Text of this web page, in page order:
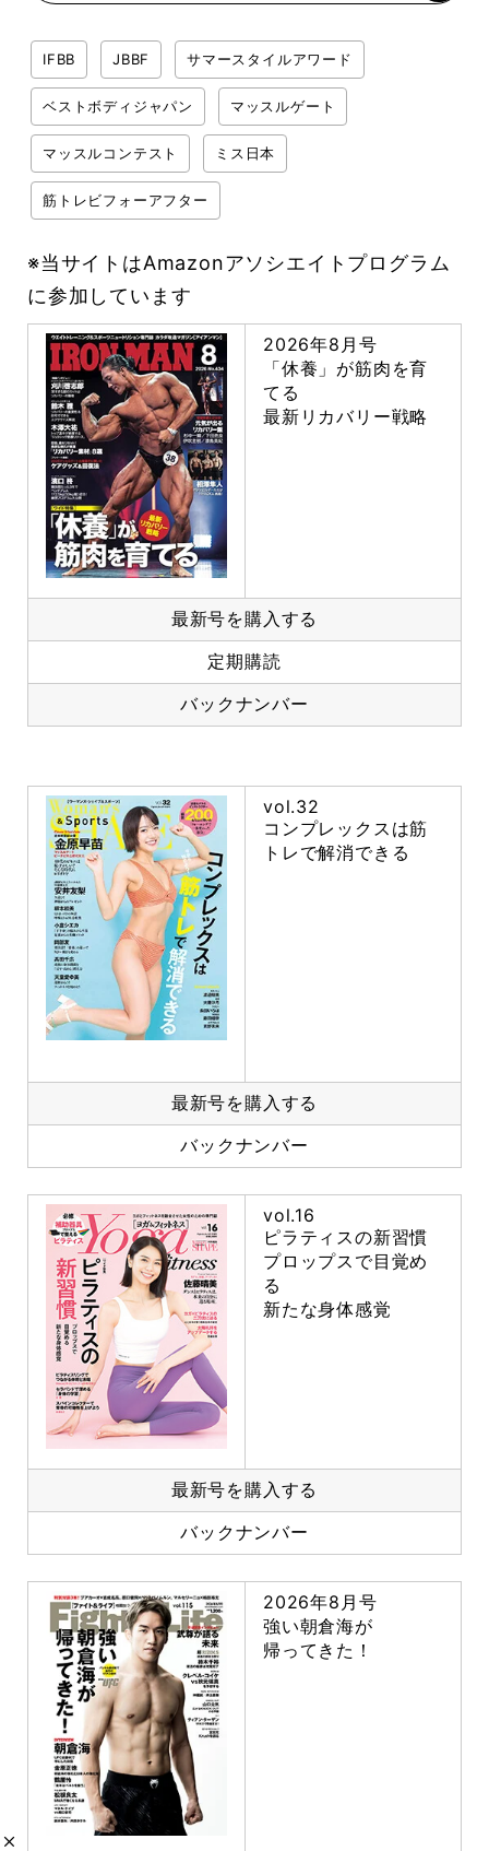
IFBB JBBF サマースタイルアワード
ベストボディジャパン マッスルゲート
マッスルコンテスト ミス日本
筋トレビフォーアフター
※当サイトはAmazonアソシエイトプログラム
に参加しています
2026年8月号
「休養」が筋肉を育
てる
最新リカバリー戦略
最新号を購入する
定期購読
バックナンバー
vol.32
コンプレックスは筋
トレで解消できる
最新号を購入する
バックナンバー
vol.16
ピラティスの新習慣
プロップスで目覚め
る
新たな身体感覚
最新号を購入する
バックナンバー
2026年8月号
強い朝倉海が
帰ってきた！